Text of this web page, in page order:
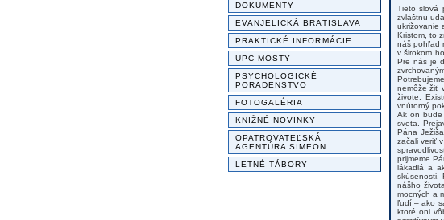
DOKUMENTY
EVANJELICKÁ BRATISLAVA
PRAKTICKÉ INFORMÁCIE
UPC MOSTY
PSYCHOLOGICKÉ
PORADENSTVO
FOTOGALÉRIA
KNIŽNÉ NOVINKY
OPATROVATEĽSKÁ
AGENTÚRA SIMEON
LETNÉ TÁBORY
Tieto slová
zvláštnu
ukrižovanie
Kristom, to
náš pohľad
v širokom
Pre nás je
nemôže žiť
živote.
vnútorný
Ak on bude
sveta.
Pána
začali veriť
prijmeme
lákadlá a
skúsenosti.
nášho
mocných a
ľudí – ako
ktoré oni